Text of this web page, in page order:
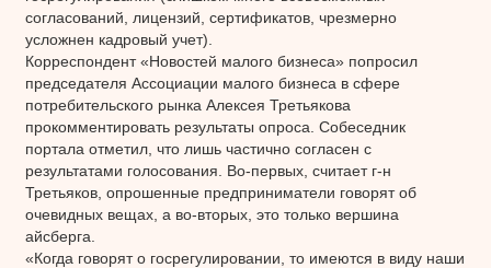
согласований, лицензий, сертификатов, чрезмерно
усложнен кадровый учет).
Корреспондент «Новостей малого бизнеса» попросил
председателя Ассоциации малого бизнеса в сфере
потребительского рынка Алексея Третьякова
прокомментировать результаты опроса. Собеседник
портала отметил, что лишь частично согласен с
результатами голосования. Во-первых, считает г-н
Третьяков, опрошенные предприниматели говорят об
очевидных вещах, а во-вторых, это только вершина
айсберга.
«Когда говорят о госрегулировании, то имеются в виду наши